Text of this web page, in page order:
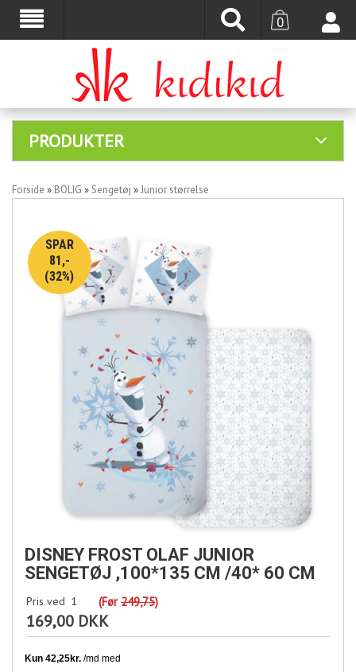
0
PRODUKTER
Forside » BOLIG » Sengetøj »Junior størrelse
SPAR
81,-
(32%)
DISNEY FROST OLAF JUNIOR
SENGETØJ ,100*135 CM /40* 60 CM
Pris ved 1 (Før249,75)
169,00 DKK